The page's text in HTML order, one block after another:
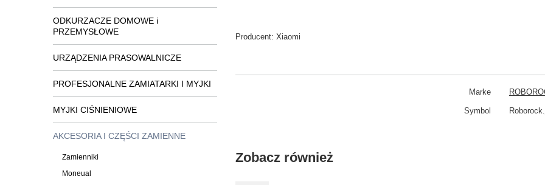
ODKURZACZE DOMOWE i
PRZEMYSŁOWE
URZĄDZENIA PRASOWALNICZE
PROFESJONALNE ZAMIATARKI I MYJKI
MYJKI CIŚNIENIOWE
AKCESORIA I CZĘŚCI ZAMIENNE
Zamienniki
Moneual
Producent: Xiaomi
Marke
Symbol
Zobacz również